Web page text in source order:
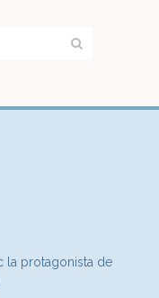
la protagonista de